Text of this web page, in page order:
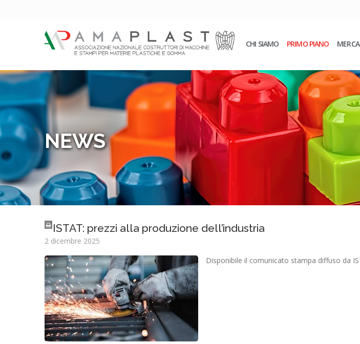
CHI SIAMO PRIMO PIANO
NEWS
ISTAT: prezzi alla produzione dell’industria
2 dicembre 2025
Disponibile il comunicato stampa diffuso da